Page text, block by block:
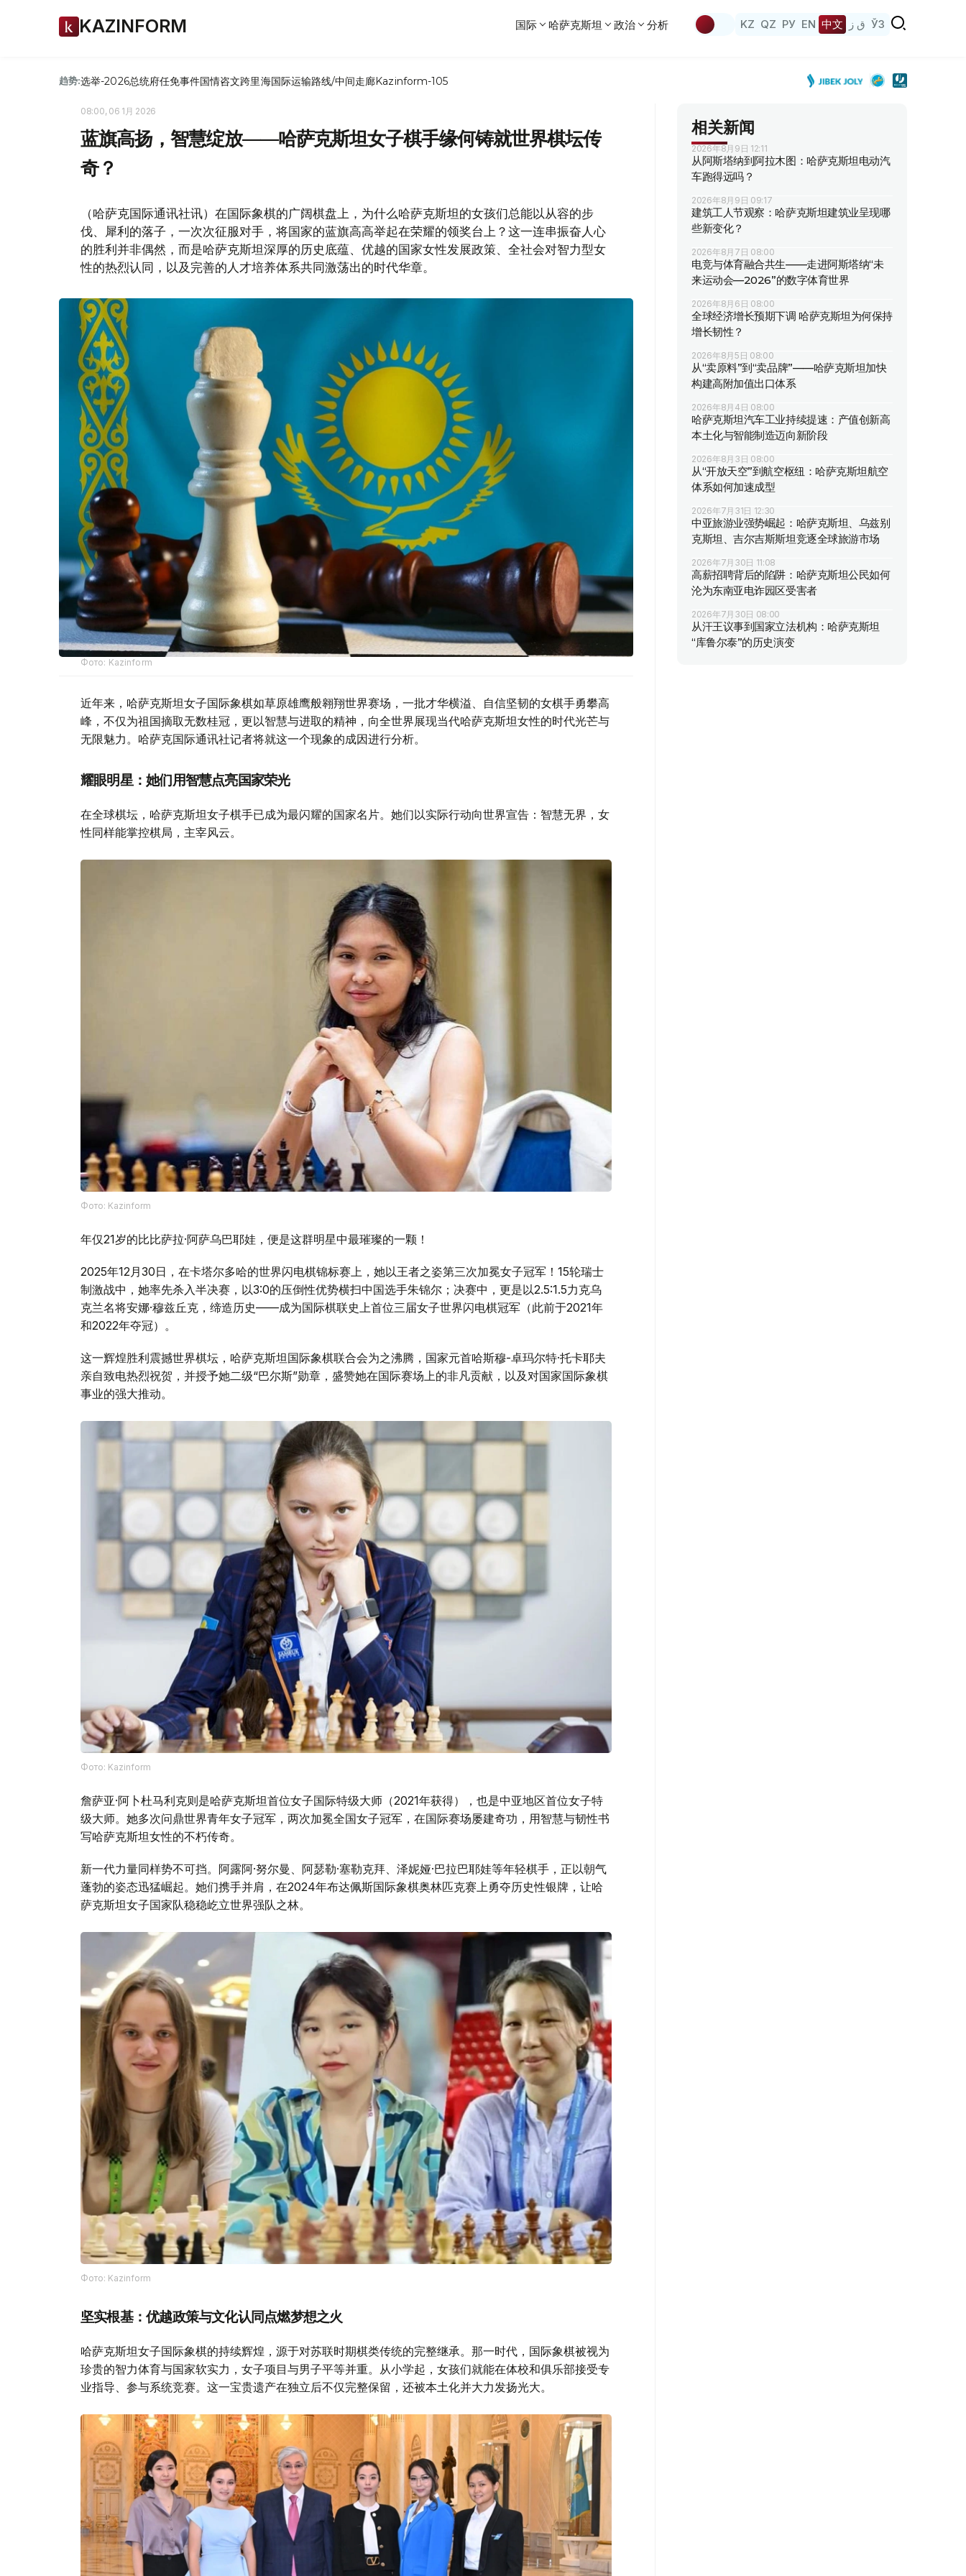
KAZINFORM 国际 哈萨克斯坦 政治 分析 KZ QZ РУ EN 中文 ق ز ЎЗ
趋势:选举-2026总统府任免事件国情咨文跨里海国际运输路线/中间走廊Kazinform-105
08:00, 06 1月 2026
蓝旗高扬，智慧绽放——哈萨克斯坦女子棋手缘何铸就世界棋坛传
奇？
（哈萨克国际通讯社讯）在国际象棋的广阔棋盘上，为什么哈萨克斯坦的女孩们总能以从容的步
伐、犀利的落子，一次次征服对手，将国家的蓝旗高高举起在荣耀的领奖台上？这一连串振奋人心
的胜利并非偶然，而是哈萨克斯坦深厚的历史底蕴、优越的国家女性发展政策、全社会对智力型女
性的热烈认同，以及完善的人才培养体系共同激荡出的时代华章。
Фото: Kazinform
近年来，哈萨克斯坦女子国际象棋如草原雄鹰般翱翔世界赛场，一批才华横溢、自信坚韧的女棋手勇攀高
峰，不仅为祖国摘取无数桂冠，更以智慧与进取的精神，向全世界展现当代哈萨克斯坦女性的时代光芒与
无限魅力。哈萨克国际通讯社记者将就这一个现象的成因进行分析。
耀眼明星：她们用智慧点亮国家荣光
在全球棋坛，哈萨克斯坦女子棋手已成为最闪耀的国家名片。她们以实际行动向世界宣告：智慧无界，女
性同样能掌控棋局，主宰风云。
Фото: Kazinform
年仅21岁的比比萨拉·阿萨乌巴耶娃，便是这群明星中最璀璨的一颗！
2025年12月30日，在卡塔尔多哈的世界闪电棋锦标赛上，她以王者之姿第三次加冕女子冠军！15轮瑞士
制激战中，她率先杀入半决赛，以3:0的压倒性优势横扫中国选手朱锦尔；决赛中，更是以2.5:1.5力克乌
克兰名将安娜·穆兹丘克，缔造历史——成为国际棋联史上首位三届女子世界闪电棋冠军（此前于2021年
和2022年夺冠）。
这一辉煌胜利震撼世界棋坛，哈萨克斯坦国际象棋联合会为之沸腾，国家元首哈斯穆-卓玛尔特·托卡耶夫
亲自致电热烈祝贺，并授予她二级“巴尔斯”勋章，盛赞她在国际赛场上的非凡贡献，以及对国家国际象棋
事业的强大推动。
Фото: Kazinform
詹萨亚·阿卜杜马利克则是哈萨克斯坦首位女子国际特级大师（2021年获得），也是中亚地区首位女子特
级大师。她多次问鼎世界青年女子冠军，两次加冕全国女子冠军，在国际赛场屡建奇功，用智慧与韧性书
写哈萨克斯坦女性的不朽传奇。
新一代力量同样势不可挡。阿露阿·努尔曼、阿瑟勒·塞勒克拜、泽妮娅·巴拉巴耶娃等年轻棋手，正以朝气
蓬勃的姿态迅猛崛起。她们携手并肩，在2024年布达佩斯国际象棋奥林匹克赛上勇夺历史性银牌，让哈
萨克斯坦女子国家队稳稳屹立世界强队之林。
Фото: Kazinform
坚实根基：优越政策与文化认同点燃梦想之火
哈萨克斯坦女子国际象棋的持续辉煌，源于对苏联时期棋类传统的完整继承。那一时代，国际象棋被视为
珍贵的智力体育与国家软实力，女子项目与男子平等并重。从小学起，女孩们就能在体校和俱乐部接受专
业指导、参与系统竞赛。这一宝贵遗产在独立后不仅完整保留，还被本土化并大力发扬光大。
相关新闻
2026年8月9日 12:11
从阿斯塔纳到阿拉木图：哈萨克斯坦电动汽
车跑得远吗？
2026年8月9日 09:17
建筑工人节观察：哈萨克斯坦建筑业呈现哪
些新变化？
2026年8月7日 08:00
电竞与体育融合共生——走进阿斯塔纳“未
来运动会—2026”的数字体育世界
2026年8月6日 08:00
全球经济增长预期下调 哈萨克斯坦为何保持
增长韧性？
2026年8月5日 08:00
从“卖原料”到“卖品牌”——哈萨克斯坦加快
构建高附加值出口体系
2026年8月4日 08:00
哈萨克斯坦汽车工业持续提速：产值创新高
本土化与智能制造迈向新阶段
2026年8月3日 08:00
从“开放天空”到航空枢纽：哈萨克斯坦航空
体系如何加速成型
2026年7月31日 12:30
中亚旅游业强势崛起：哈萨克斯坦、乌兹别
克斯坦、吉尔吉斯斯坦竞逐全球旅游市场
2026年7月30日 11:08
高薪招聘背后的陷阱：哈萨克斯坦公民如何
沦为东南亚电诈园区受害者
2026年7月30日 08:00
从汗王议事到国家立法机构：哈萨克斯坦
“库鲁尔泰”的历史演变